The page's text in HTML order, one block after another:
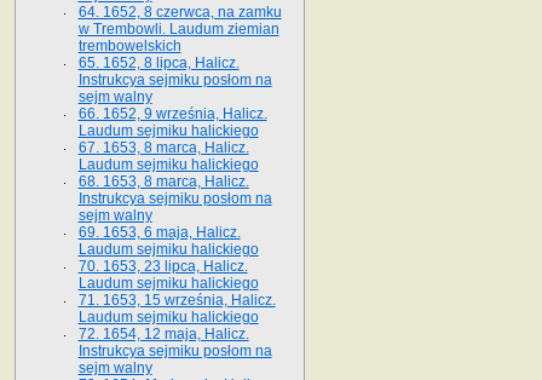
64. 1652, 8 czerwca, na zamku
w Trembowli. Laudum ziemian
trembowelskich
65. 1652, 8 lipca, Halicz.
Instrukcya sejmiku posłom na
sejm walny
66. 1652, 9 września, Halicz.
Laudum sejmiku halickiego
67. 1653, 8 marca, Halicz.
Laudum sejmiku halickiego
68. 1653, 8 marca, Halicz.
Instrukcya sejmiku posłom na
sejm walny
69. 1653, 6 maja, Halicz.
Laudum sejmiku halickiego
70. 1653, 23 lipca, Halicz.
Laudum sejmiku halickiego
71. 1653, 15 września, Halicz.
Laudum sejmiku halickiego
72. 1654, 12 maja, Halicz.
Instrukcya sejmiku posłom na
sejm walny